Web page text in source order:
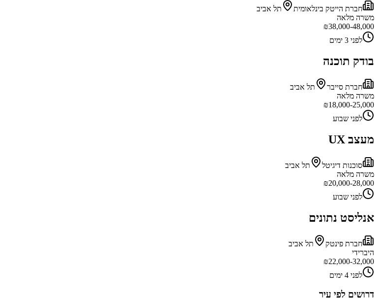
חברת הייטק בינלאומית
תל אביב
משרה מלאה
₪38,000-48,000
לפני 3 ימים
בודק תוכנה
חברת סייבר
תל אביב
משרה מלאה
₪18,000-25,000
לפני שבוע
מעצב UX
סוכנות דיגיטל
תל אביב
משרה מלאה
₪20,000-28,000
לפני שבוע
אנליסט נתונים
חברת פינטק
תל אביב
היברידי
₪22,000-32,000
לפני 4 ימים
דרושים לפי עיר